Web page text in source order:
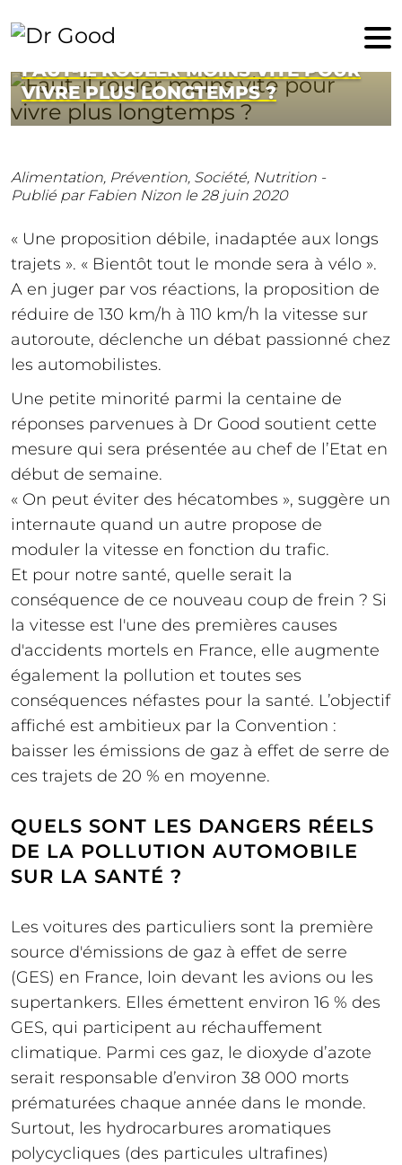
28 juin 2020
FAUT-IL ROULER MOINS VITE POUR
VIVRE PLUS LONGTEMPS ?
Alimentation, Prévention, Société, Nutrition -
Publié par Fabien Nizon le 28 juin 2020
« Une proposition débile, inadaptée aux longs
trajets ». « Bientôt tout le monde sera à vélo ».
A en juger par vos réactions, la proposition de
réduire de 130 km/h à 110 km/h la vitesse sur
autoroute, déclenche un débat passionné chez
les automobilistes.
Une petite minorité parmi la centaine de
réponses parvenues à Dr Good soutient cette
mesure qui sera présentée au chef de l’Etat en
début de semaine.
« On peut éviter des hécatombes », suggère un
internaute quand un autre propose de
moduler la vitesse en fonction du trafic.
Et pour notre santé, quelle serait la
conséquence de ce nouveau coup de frein ? Si
la vitesse est l'une des premières causes
d'accidents mortels en France, elle augmente
également la pollution et toutes ses
conséquences néfastes pour la santé. L’objectif
affiché est ambitieux par la Convention :
baisser les émissions de gaz à effet de serre de
ces trajets de 20 % en moyenne.
QUELS SONT LES DANGERS RÉELS
DE LA POLLUTION AUTOMOBILE
SUR LA SANTÉ ?
Les voitures des particuliers sont la première
source d'émissions de gaz à effet de serre
(GES) en France, loin devant les avions ou les
supertankers. Elles émettent environ 16 % des
GES, qui participent au réchauffement
climatique. Parmi ces gaz, le dioxyde d’azote
serait responsable d’environ 38 000 morts
prématurées chaque année dans le monde.
Surtout, les hydrocarbures aromatiques
polycycliques (des particules ultrafines)